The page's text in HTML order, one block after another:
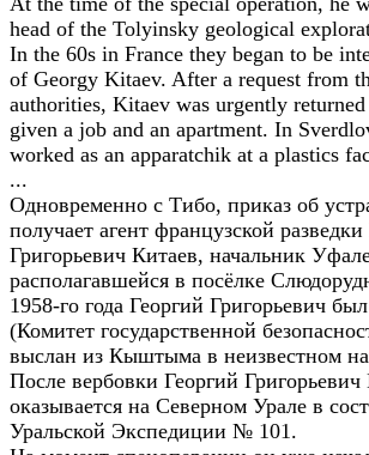
head of the Tolyinsky geological
In the 60s in France they began to be
of Georgy Kitaev. After a request from
authorities, Kitaev was urgently
given a job and an apartment. In
worked as an apparatchik at a plastics
...
Одновременно с Тибо, приказ об
получает агент французской разведки
Григорьевич Китаев, начальник
располагавшейся в посёлке
1958-го года Георгий Григорьевич
(Комитет государственной
выслан из Кыштыма в неизвестном
После вербовки Георгий Григорьевич
оказывается на Северном Урале в
Уральской Экспедиции № 101.